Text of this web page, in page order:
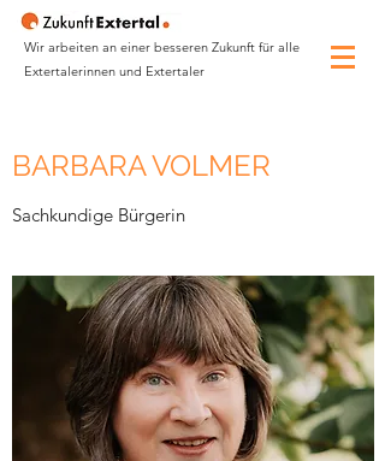
Wir arbeiten an einer besseren Zukunft für alle
Extertalerinnen und Extertaler
BARBARA VOLMER
Sachkundige Bürgerin